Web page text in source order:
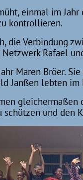
einmal im
kontrollieren.
die Verbindung
Netzwerk Rafael
Maren Bröer.
Janßen lebten im
und den